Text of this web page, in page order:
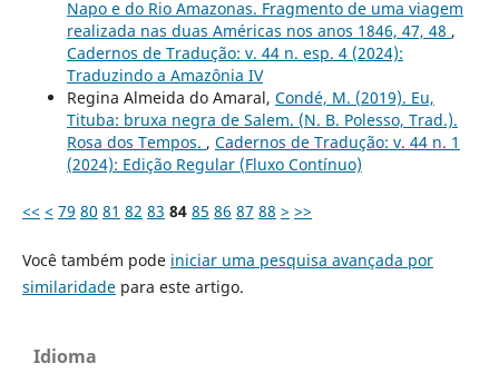
Napo e do Rio Amazonas. Fragmento de uma viagem
realizada nas duas Américas nos anos 1846, 47, 48 ,
Cadernos de Tradução: v. 44 n. esp. 4 (2024):
Traduzindo a Amazônia IV
Regina Almeida do Amaral, Condé, M. (2019). Eu,
Tituba: bruxa negra de Salem. (N. B. Polesso, Trad.).
Rosa dos Tempos. , Cadernos de Tradução: v. 44 n. 1
(2024): Edição Regular (Fluxo Contínuo)
<< < 79 80 81 82 83 84 85 86 87 88 > >>
Você também pode iniciar uma pesquisa avançada por
similaridadepara este artigo.
Idioma